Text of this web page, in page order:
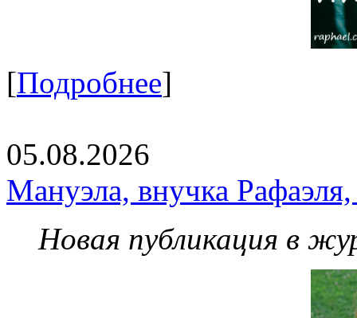
[Подробнее]
05.08.2026
Мануэла, внучка
Новая публикация в